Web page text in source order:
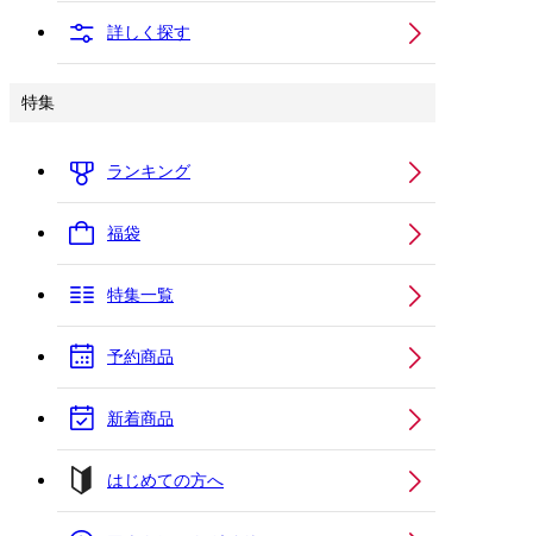
詳しく探す
特集
ランキング
福袋
特集一覧
予約商品
新着商品
はじめての方へ